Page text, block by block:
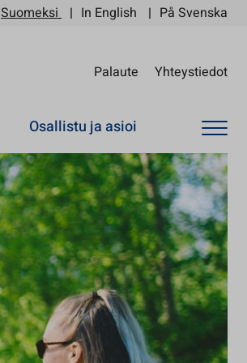
Suomeksi In English På Svenska
Palaute Yhteystiedot
Osallistu ja asioi